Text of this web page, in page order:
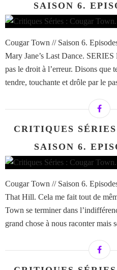
SAISON 6.
Cougar Town // Saison 6.
Mary Jane’s Last Dance.
pas le droit à l’erreur. Disons que
tendre, touchante et drôle par le
CRITIQUES
SAISON 6.
Cougar Town // Saison 6.
That Hill. Cela me fait tout de
Town se terminer dans
grand chose à nous raconter mais